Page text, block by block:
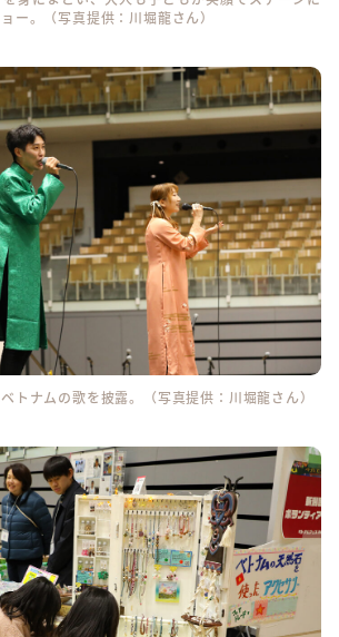
ー。（写真提供：川堀龍さん）
トナムの歌を披露。（写真提供：川堀龍さん）